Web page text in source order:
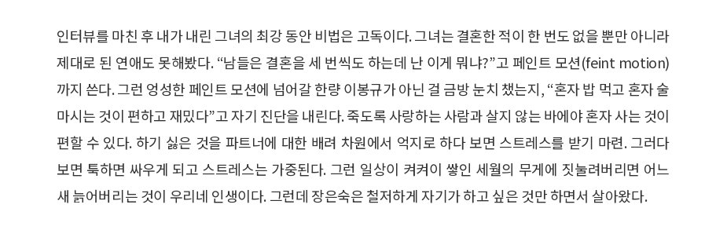
인터뷰를 마친 후 내가 내린 그녀의 최강 동안 비법은 고독이다. 그녀는 결혼한 적이 한 번도 없을 뿐만 아니라
제대로 된 연애도 못해봤다. “남들은 결혼을 세 번씩도 하는데 난 이게 뭐냐?”고 페인트 모션(feint motion)
까지 쓴다. 그런 엉성한 페인트 모션에 넘어갈 한량 이봉규가 아닌 걸 금방 눈치 챘는지, “혼자 밥 먹고 혼자 술
마시는 것이 편하고 재밌다”고 자기 진단을 내린다. 죽도록 사랑하는 사람과 살지 않는 바에야 혼자 사는 것이
편할 수 있다. 하기 싫은 것을 파트너에 대한 배려 차원에서 억지로 하다 보면 스트레스를 받기 마련. 그러다
보면 툭하면 싸우게 되고 스트레스는 가중된다. 그런 일상이 켜켜이 쌓인 세월의 무게에 짓눌려버리면 어느
새 늙어버리는 것이 우리네 인생이다. 그런데 장은숙은 철저하게 자기가 하고 싶은 것만 하면서 살아왔다.